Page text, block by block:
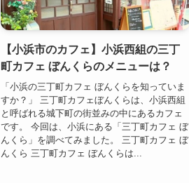
【小浜市のカフェ】小浜西組の三丁
町カフェ ぼんくらのメニューは？
「小浜の三丁町カフェ ぼんくらを知っていま
すか？」 三丁町カフェぼんくらは、小浜西組
と呼ばれる城下町の街並みの中にあるカフェ
です。 今回は、小浜にある「三丁町カフェ ぼ
んくら」を調べてみました。 三丁町カフェ ぼ
んくら 三丁町カフェ ぼんくらは...